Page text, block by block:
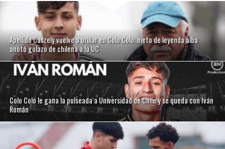
Apellido Caszely vuelve a brillar en Colo Colo: nieto de leyenda alba
anotó golazo de chilena a la UC
Colo Colo le gana la pulseada a Universidad de Chile y se queda con Iván
Román